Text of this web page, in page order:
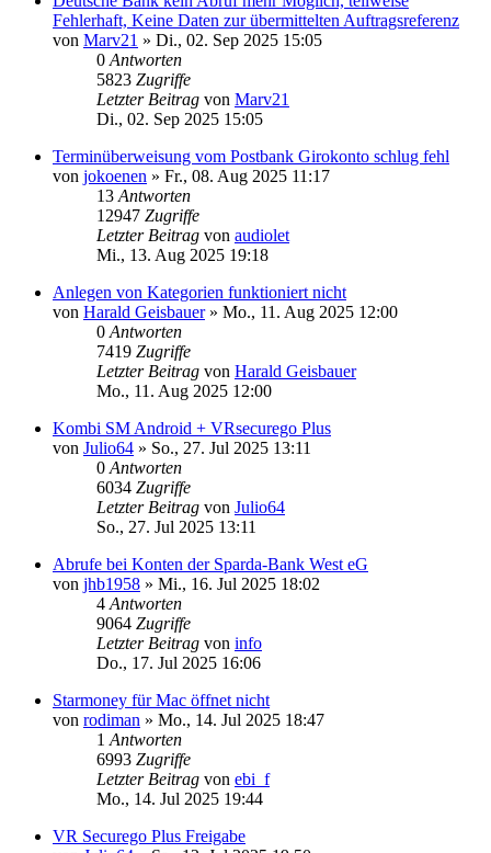
Fehlerhaft, Keine Daten zur übermittelten Auftragsreferenz
von Marv21 » Di., 02. Sep 2025 15:05
0 Antworten
5823 Zugriffe
Letzter Beitrag von Marv21
Di., 02. Sep 2025 15:05
Terminüberweisung vom Postbank Girokonto schlug fehl
von jokoenen » Fr., 08. Aug 2025 11:17
13 Antworten
12947 Zugriffe
Letzter Beitrag von audiolet
Mi., 13. Aug 2025 19:18
Anlegen von Kategorien funktioniert nicht
von Harald Geisbauer» Mo., 11. Aug 2025 12:00
0 Antworten
7419 Zugriffe
Letzter Beitrag von Harald Geisbauer
Mo., 11. Aug 2025 12:00
Kombi SM Android + VRsecurego Plus
von Julio64 » So., 27. Jul 2025 13:11
0 Antworten
6034 Zugriffe
Letzter Beitrag von Julio64
So., 27. Jul 2025 13:11
Abrufe bei Konten der Sparda-Bank West eG
von jhb1958 » Mi., 16. Jul 2025 18:02
4 Antworten
9064 Zugriffe
Letzter Beitrag von info
Do., 17. Jul 2025 16:06
Starmoney für Mac öffnet nicht
von rodiman » Mo., 14. Jul 2025 18:47
1 Antworten
6993 Zugriffe
Letzter Beitrag von ebi_f
Mo., 14. Jul 2025 19:44
VR Securego Plus Freigabe